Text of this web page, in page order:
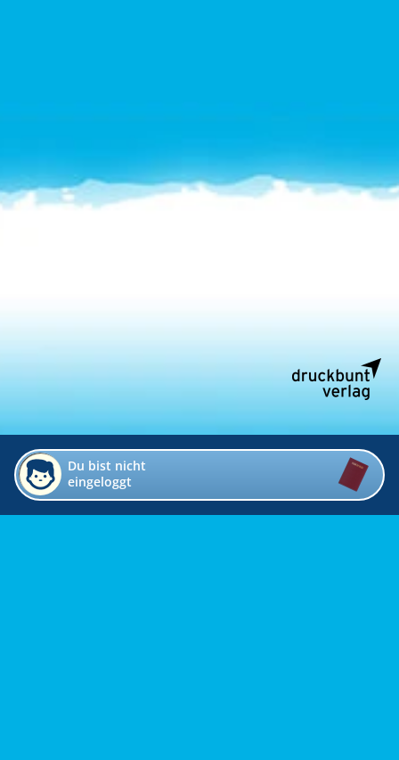
Du bist nicht
eingeloggt